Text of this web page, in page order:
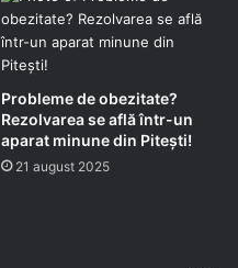
Probleme de obezitate?
Rezolvarea se află într-un
aparat minune din Pitești!
21 august 2025